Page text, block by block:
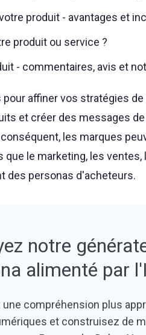
produit - avantages et
produit ou service ?
- commentaires, avis et
affiner vos stratégies
et créer des messages
les marques
le marketing, les ventes,
des personas d'acheteurs.
notre
alimenté par
compréhension plus
et construisez de